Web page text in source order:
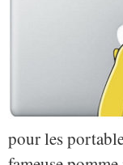
pour les